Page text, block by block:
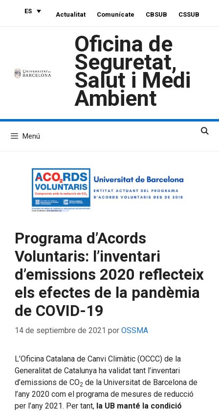
ES Actualitat Comunícate CBSUB CSSUB
Oficina de
Seguretat,
Salut i Medi
Ambient
Menú
Programa d’Acords
Voluntaris: l’inventari
d’emissions 2020 reflecteix
els efectes de la pandèmia
de COVID-19
14 de septiembre de 2021 por OSSMA
L’Oficina Catalana de Canvi Climàtic (OCCC) de la
Generalitat de Catalunya ha validat tant l’inventari
d’emissions de CO2 de la Universitat de Barcelona de
l’any 2020 com el programa de mesures de reducció
per l’any 2021. Per tant, la UB manté la condició